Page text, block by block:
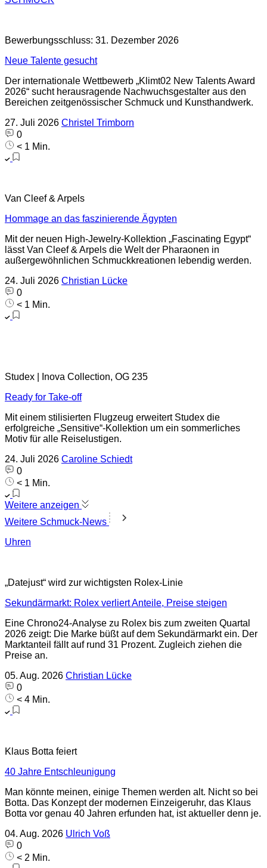
Bewerbungsschluss: 31. Dezember 2026
Neue Talente gesucht
Der internationale Wettbewerb „Klimt02 New Talents Award
2026“ sucht herausragende Nachwuchsgestalter aus den
Bereichen zeitgenössischer Schmuck und Kunsthandwerk.
27. Juli 2026 Christel Trimborn
0
< 1 Min.
Van Cleef & Arpels
Hommage an das faszinierende Ägypten
Mit der neuen High-Jewelry-Kollektion „Fascinating Egypt“
lässt Van Cleef & Arpels die Welt der Pharaonen in
außergewöhnlichen Schmuckkreationen lebendig werden.
24. Juli 2026 Christian Lücke
0
< 1 Min.
Studex | Inova Collection, OG 235
Ready for Take-off
Mit einem stilisierten Flugzeug erweitert Studex die
erfolgreiche „Sensitive“-Kollektion um ein sommerliches
Motiv für alle Reiselustigen.
24. Juli 2026 Caroline Schiedt
0
< 1 Min.
Weitere anzeigen
Weitere Schmuck-News
Uhren
„Datejust“ wird zur wichtigsten Rolex-Linie
Sekundärmarkt: Rolex verliert Anteile, Preise steigen
Eine Chrono24-Analyse zu Rolex bis zum zweiten Quartal
2026 zeigt: Die Marke büßt auf dem Sekundärmarkt ein. Der
Marktanteil fällt auf rund 31 Prozent. Zugleich ziehen die
Preise an.
05. Aug. 2026 Christian Lücke
0
< 4 Min.
Klaus Botta feiert
40 Jahre Entschleunigung
Man könnte meinen, einige Themen werden alt. Nicht so bei
Botta. Das Konzept der modernen Einzeigeruhr, das Klaus
Botta vor genau 40 Jahren erfunden hat, ist aktueller denn je.
04. Aug. 2026 Ulrich Voß
0
< 2 Min.